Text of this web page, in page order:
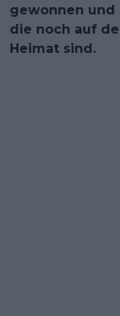
gewonnen und
die noch auf
Heimat sind.